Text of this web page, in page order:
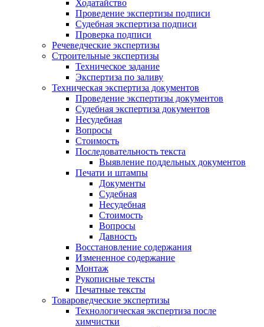
Ходатайство
Проведение экспертизы подписи
Судебная экспертиза подписи
Проверка подписи
Речеведческие экспертизы
Строительные экспертизы
Техническое задание
Экспертиза по заливу
Техническая экспертиза документов
Проведение экспертизы документов
Судебная экспертиза документов
Несудебная
Вопросы
Стоимость
Последовательность текста
Выявление поддельных документов
Печати и штампы
Документы
Судебная
Несудебная
Стоимость
Вопросы
Давность
Восстановление содержания
Измененное содержание
Монтаж
Рукописные тексты
Печатные тексты
Товароведческие экспертизы
Технологическая экспертиза после
химчистки